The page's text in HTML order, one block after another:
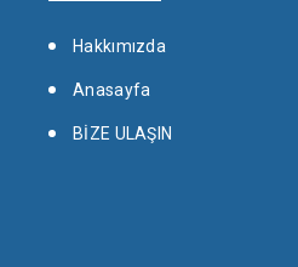
Hakkımızda
Anasayfa
BİZE ULAŞIN